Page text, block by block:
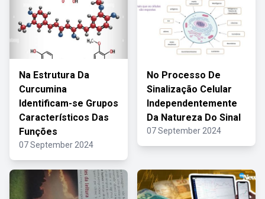
Na Estrutura Da
Curcumina
Identificam-se Grupos
Característicos Das
Funções
07 September 2024
No Processo De
Sinalização Celular
Independentemente
Da Natureza Do Sinal
07 September 2024